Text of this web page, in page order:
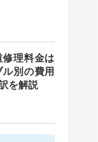
修理料金は
別の費用
を解説